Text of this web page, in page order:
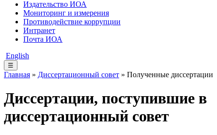
Издательство ИОА
Мониторинг и измерения
Противодействие коррупции
Интранет
Почта ИОА
English
☰
Главная » Диссертационный совет » Полученные диссертации
Диссертации, поступившие в
диссертационный совет